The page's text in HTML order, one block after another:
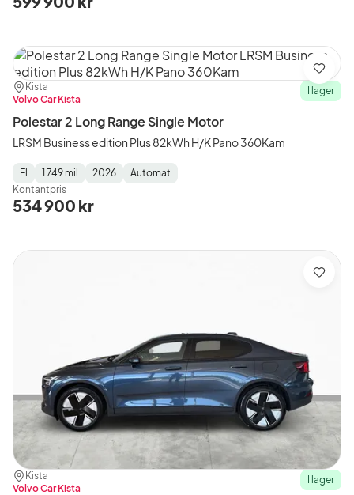
Plats:
Kista
Återförsäljare:
Volvo Car Kista
I lager
Polestar 2 Long Range Single Motor
LRSM Business edition Plus 82kWh H/K Pano 360Kam
Fuel
Type:
El
Mätarställning:
1 749 mil
Model
Year:
2026
Gearbox
Type:
Automat
Kontantpris
534 900 kr
Spara
Plats:
Kista
Återförsäljare:
Volvo Car Kista
I lager
Spara